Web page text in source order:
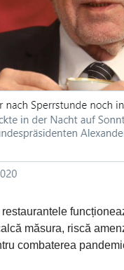
măsura, riscă
combaterea